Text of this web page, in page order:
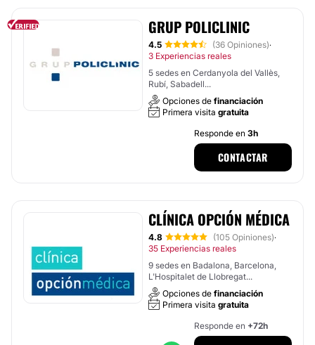
GRUP POLICLINIC
4.5 (36 Opiniones)·
3 Experiencias reales
5 sedes en Cerdanyola del Vallès,
Rubí, Sabadell...
Opciones de financiación
Primera visita gratuita
Responde en 3h
CONTACTAR
CLÍNICA OPCIÓN MÉDICA
4.8 (105 Opiniones)·
35 Experiencias reales
9 sedes en Badalona, Barcelona,
L'Hospitalet de Llobregat...
Opciones de financiación
Primera visita gratuita
Responde en +72h